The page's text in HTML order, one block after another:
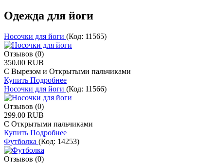
Одежда для йоги
Носочки для йоги (Код: 11565)
Отзывов (0)
350.00 RUB
С Вырезом и Открытыми пальчиками
Купить Подробнее
Носочки для йоги (Код: 11566)
Отзывов (0)
299.00 RUB
С Открытыми пальчиками
Купить Подробнее
Футболка (Код: 14253)
Отзывов (0)